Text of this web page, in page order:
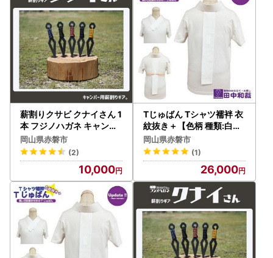
薪割りクサビ クナイさん 1
本 フジノハガネ キャンプ
岡山県赤磐市
(2)
10,000
Tじゅばん Tシャツ襦袢 衣
紋抜き＋【色柄 種類:白無
地ポリ（塩瀬風）】女性用
田中和裁 S/M/L/LL ファッ
ション レディース 織物 L
岡山県赤磐市
(1)
26,000